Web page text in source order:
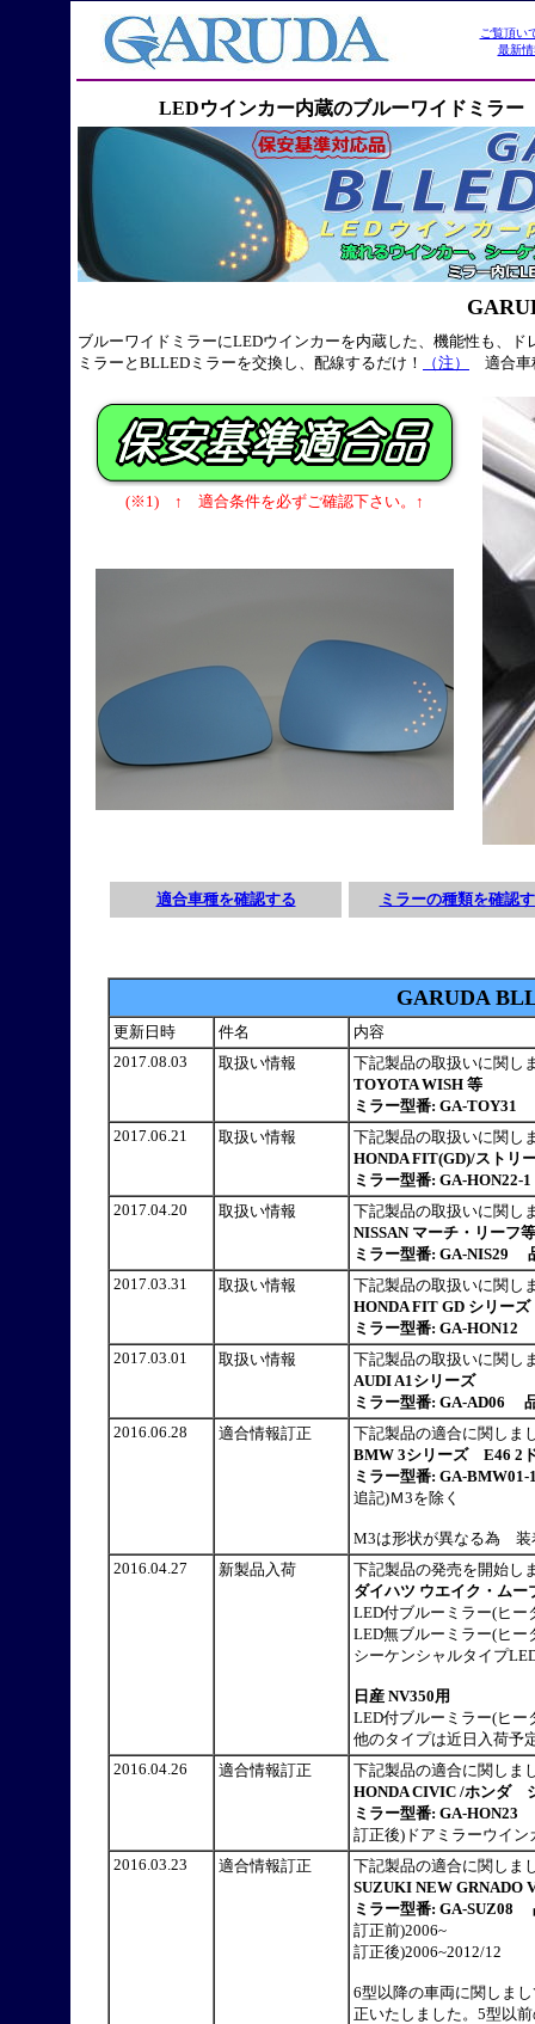
LEDウインカー内蔵のブルーワイドミラ
ブルーワイドミラーにLEDウインカーを内蔵した、機能性も、
ミラーとBLLEDミラーを交換し、配線するだけ！
（注） 適合車
(※1) ↑ 適合条件を必ずご確認下さい。↑
適合車種を確認する ミラーの種類を確認
GARUDA
更新日時 件名
内容
2017.08.03
取扱い情報
下記製品の取扱いに関
TOYOTA WISH 等
ミラー型番: GA-TOY31
2017.06.21
取扱い情報
下記製品の取扱いに関し
HONDA FIT(GD)/ストリ
ミラー型番: GA-
2017.04.20
取扱い情報
下記製品の取扱いに関し
NISSAN マーチ・リーフ等
ミラー型番: GA-NIS29
2017.03.31
取扱い情報
下記製品の取扱いに関
HONDA FIT GD シリーズ
ミラー型番: GA-HON12
2017.03.01
取扱い情報
下記製品の取扱いに関
AUDI A1シリーズ
ミラー型番: GA-AD06
2016.06.28
適合情報訂正
下記製品の適合に関し
BMW 3シリーズ E46 2
ミラー型番: GA-
追記)Ｍ3を除く
M3は形状が異なる為 装
2016.04.27
新製品入荷
下記製品の発売を開始
ダイハツ ウエイク・ムー
LED付ブルーミラー(ヒ
LED無ブルーミラー(ヒ
シーケンシャルタイプ
日産 NV350用
LED付ブルーミラー(ヒ
他のタイプは近日入荷予
2016.04.26
適合情報訂正
下記製品の適合に関し
HONDA CIVIC /ホンダ
ミラー型番: GA-HON23
訂正後)ドアミラーウイ
2016.03.23
適合情報訂正
下記製品の適合に関し
SUZUKI NEW GRNADO
ミラー型番: GA-SUZ08
訂正前)2006~
訂正後)2006~2012/12
6型以降の車両に関しま
正いたしました。5型以